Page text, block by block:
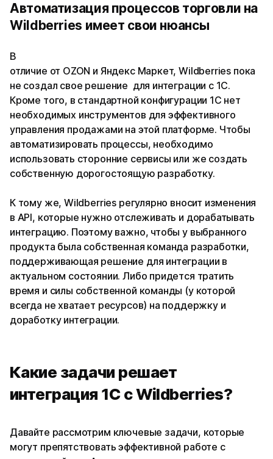
Автоматизация процессов торговли на
Wildberries имеет свои нюансы
В
отличие от OZON и Яндекс Маркет, Wildberries пока
не создал свое решение для интеграции с 1С.
Кроме того, в стандартной конфигурации 1С нет
необходимых инструментов для эффективного
управления продажами на этой платформе. Чтобы
автоматизировать процессы, необходимо
использовать сторонние сервисы или же создать
собственную дорогостоящую разработку.
К тому же, Wildberries регулярно вносит изменения
в API, которые нужно отслеживать и дорабатывать
интеграцию. Поэтому важно, чтобы у выбранного
продукта была собственная команда разработки,
поддерживающая решение для интеграции в
актуальном состоянии. Либо придется тратить
время и силы собственной команды (у которой
всегда не хватает ресурсов) на поддержку и
доработку интеграции.
Какие задачи решает
интеграция 1С с Wildberries?
Давайте рассмотрим ключевые задачи, которые
могут препятствовать эффективной работе с